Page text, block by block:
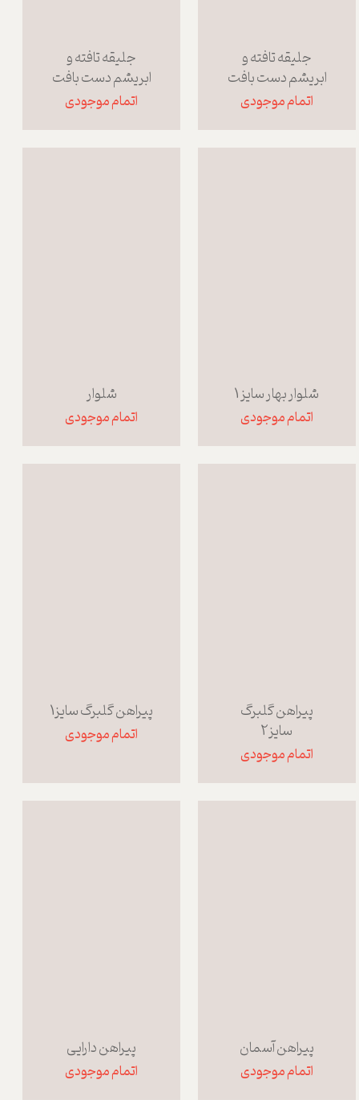
جلیقه تافته و
ابریشم دست بافت
اتمام موجودی
جلیقه تافته و
ابریشم دست بافت
اتمام موجودی
شلوار بهار سایز 1
اتمام موجودی
شلوار
اتمام موجودی
پیراهن گلبرگ
سایز2
اتمام موجودی
پیراهن گلبرگ سایز1
اتمام موجودی
پیراهن آسمان
اتمام موجودی
پیراهن دارایی
اتمام موجودی